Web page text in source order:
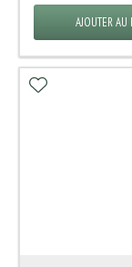
AJOUTER AU